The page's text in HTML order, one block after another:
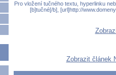
Pro vložení tučného textu, hyperlinku
[b]tučné[/b], [url]http://
Zobrazit článek